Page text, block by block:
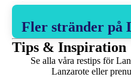
Fler stränder på
Tips & Inspiration
Se alla våra restips för
Lanzarote eller